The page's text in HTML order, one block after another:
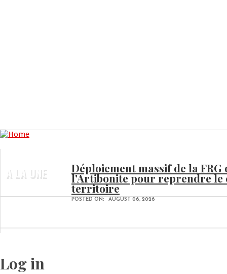
A LA UNE Déploiement massif de la FRG
l'Artibonite pour reprendre le
territoire
POSTED ON: AUGUST 06, 2026
Log in